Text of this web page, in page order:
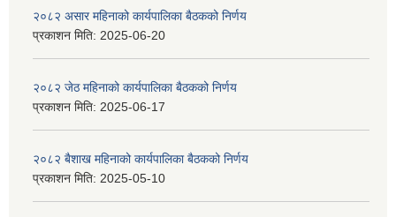
२०८२ असार महिनाको कार्यपालिका बैठकको निर्णय
प्रकाशन मिति: 2025-06-20
२०८२ जेठ महिनाको कार्यपालिका बैठकको निर्णय
प्रकाशन मिति: 2025-06-17
२०८२ बैशाख महिनाको कार्यपालिका बैठकको निर्णय
प्रकाशन मिति: 2025-05-10